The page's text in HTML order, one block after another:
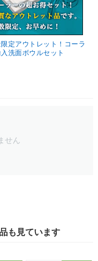
定アウトレット！コーラ
洗面ボウルセット
せん
も見ています